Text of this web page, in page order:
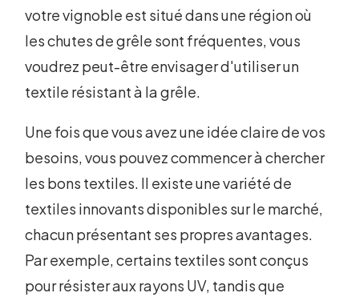
votre vignoble est situé dans une région où
les chutes de grêle sont fréquentes, vous
voudrez peut-être envisager d'utiliser un
textile résistant à la grêle.
Une fois que vous avez une idée claire de vos
besoins, vous pouvez commencer à chercher
les bons textiles. Il existe une variété de
textiles innovants disponibles sur le marché,
chacun présentant ses propres avantages.
Par exemple, certains textiles sont conçus
pour résister aux rayons UV, tandis que